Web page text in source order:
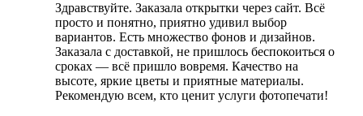
Здравствуйте. Заказала открытки через сайт. Всё
просто и понятно, приятно удивил выбор
вариантов. Есть множество фонов и дизайнов.
Заказала с доставкой, не пришлось беспокоиться о
сроках — всё пришло вовремя. Качество на
высоте, яркие цветы и приятные материалы.
Рекомендую всем, кто ценит услуги фотопечати!